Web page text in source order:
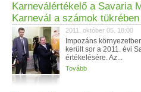
Karneválértékelő a Savaria
Karnevál a számok tükrében
2011. október 05. 18:00
Impozáns
került sor a 2011. évi
értékelésére. Az...
Tovább